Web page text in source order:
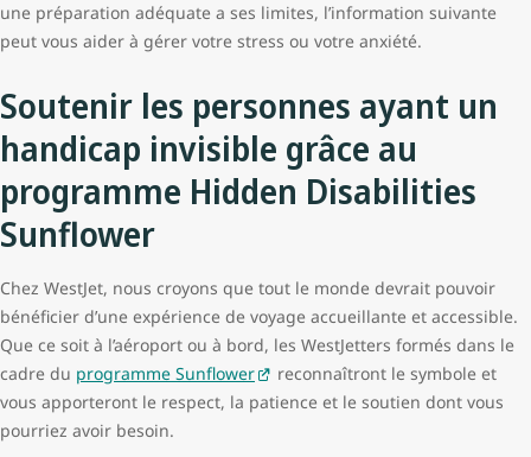
une préparation adéquate a ses limites, l’information suivante
peut vous aider à gérer votre stress ou votre anxiété.
Soutenir les personnes ayant un
handicap invisible grâce au
programme Hidden Disabilities
Sunflower
Chez WestJet, nous croyons que tout le monde devrait pouvoir
bénéficier d’une expérience de voyage accueillante et accessible.
Que ce soit à l’aéroport ou à bord, les WestJetters formés dans le
cadre du programme Sunflower
reconnaîtront le symbole et
vous apporteront le respect, la patience et le soutien dont vous
pourriez avoir besoin.